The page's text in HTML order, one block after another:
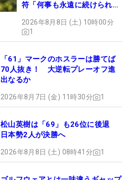
符「何事も永遠に続けられな
2026年8月8日 (土) 10時00分
1
「61」マークのホスラーは勝てば
70人抜き！ 大逆転プレーオフ進
出なるか
2026年8月7日 (金) 11時30分 1
松山英樹は「69」も26位に後退
日本勢2人が決勝へ
2026年8月8日 (土) 08時41分 1